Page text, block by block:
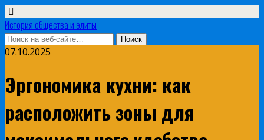
История общества и элиты
07.10.2025
Эргономика кухни: как
расположить зоны для